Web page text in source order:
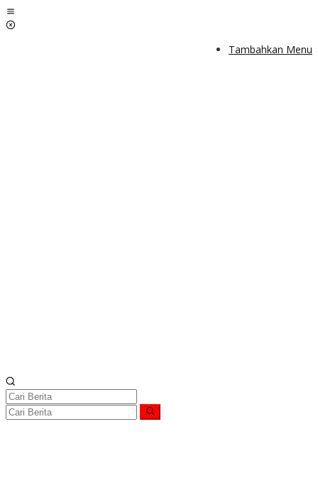
Lewati
ke
Tambahkan Menu